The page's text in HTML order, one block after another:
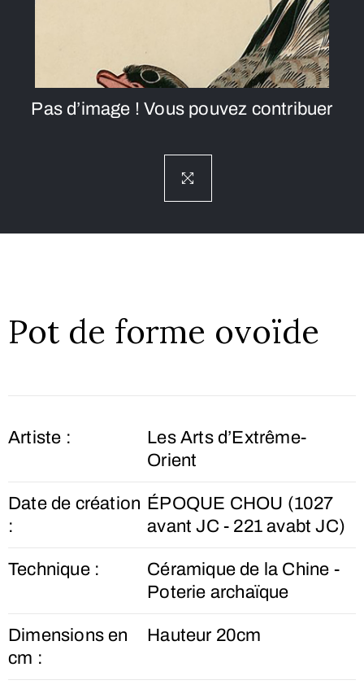
Pas d’image ! Vous pouvez contribuer
Pot de forme ovoïde
Artiste :
Les Arts d’Extrême-
Orient
Date de création
:
ÉPOQUE CHOU (1027
avant JC - 221 avabt JC)
Technique :
Céramique de la Chine -
Poterie archaïque
Dimensions en
cm :
Hauteur 20cm